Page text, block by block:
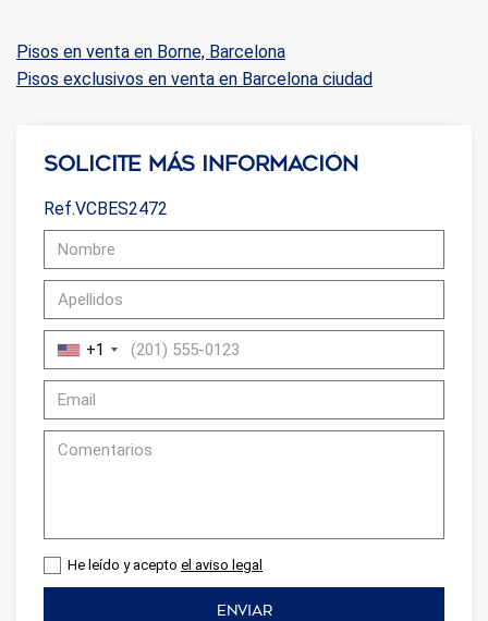
Pisos en venta en Borne, Barcelona
Pisos exclusivos en venta en Barcelona ciudad
Solicite más información
Ref.VCBES2472
+1
He leído y acepto el aviso legal
ENVIAR